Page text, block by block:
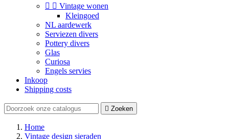
  Vintage wonen
Kleingoed
NL aardewerk
Serviezen divers
Pottery divers
Glas
Curiosa
Engels servies
Inkoop
Shipping costs
 Zoeken
Home
Vintage design sieraden